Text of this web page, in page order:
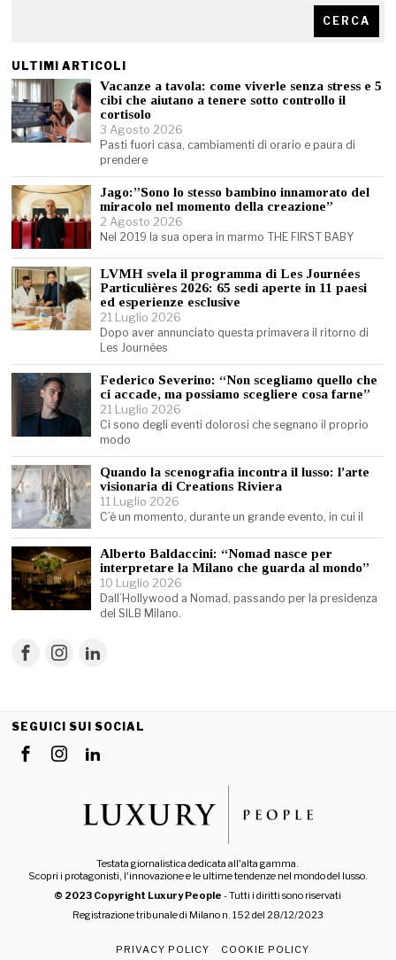
CERCA
ULTIMI ARTICOLI
Vacanze a tavola: come viverle senza stress e 5
cibi che aiutano a tenere sotto controllo il
cortisolo
3 Agosto 2026
Pasti fuori casa, cambiamenti di orario e paura di
prendere
Jago:”Sono lo stesso bambino innamorato del
miracolo nel momento della creazione”
2 Agosto 2026
Nel 2019 la sua opera in marmo THE FIRST BABY
LVMH svela il programma di Les Journées
Particulières 2026: 65 sedi aperte in 11 paesi
ed esperienze esclusive
21 Luglio 2026
Dopo aver annunciato questa primavera il ritorno di
Les Journées
Federico Severino: “Non scegliamo quello che
ci accade, ma possiamo scegliere cosa farne”
21 Luglio 2026
Ci sono degli eventi dolorosi che segnano il proprio
modo
Quando la scenografia incontra il lusso: l’arte
visionaria di Creations Riviera
11 Luglio 2026
C’è un momento, durante un grande evento, in cui il
Alberto Baldaccini: “Nomad nasce per
interpretare la Milano che guarda al mondo”
10 Luglio 2026
Dall’Hollywood a Nomad, passando per la presidenza
del SILB Milano.
SEGUICI SUI SOCIAL
Testata giornalistica dedicata all'alta gamma.
Scopri i protagonisti, l'innovazione e le ultime tendenze nel mondo del lusso.
© 2023 Copyright Luxury People - Tutti i diritti sono riservati
Registrazione tribunale di Milano n. 152 del 28/12/2023
PRIVACY POLICY COOKIE POLICY